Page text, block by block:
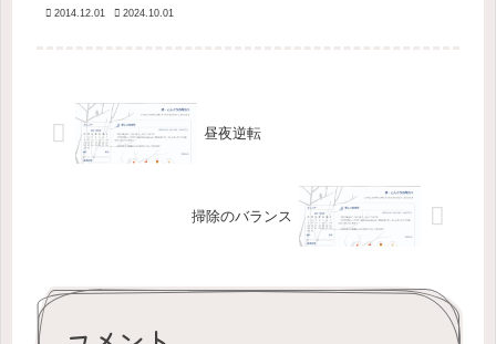
2014.12.01 2024.10.01
昼夜逆転
掃除のバランス